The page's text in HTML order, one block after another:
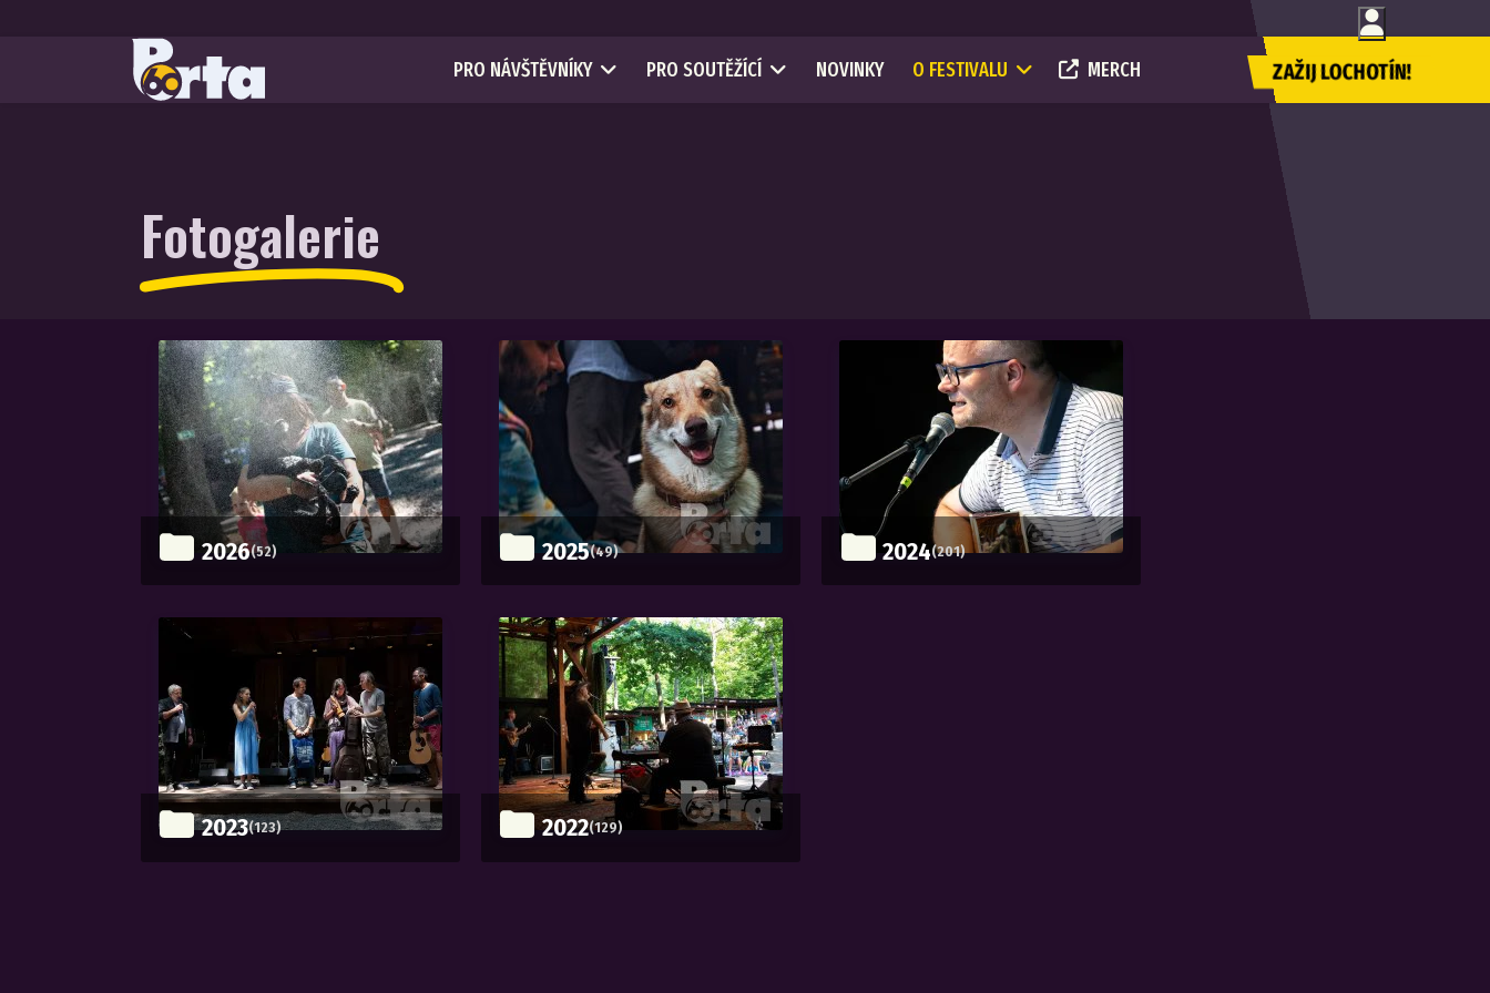
PRO NÁVŠTĚVNÍKY PRO SOUTĚŽÍCÍ NOVINKY O FESTIVALU MERCH ZAŽIJ LOCHOTÍN!
Fotogalerie
2026(52) 2025(49) 2024(201)
2023(123) 2022(129)